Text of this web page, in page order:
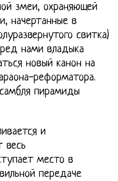
змеи, охраняющей
начертанные в
свитка)
нами владыка
новый канон на
реформатора.
пирамиды
и
весь
место в
передаче